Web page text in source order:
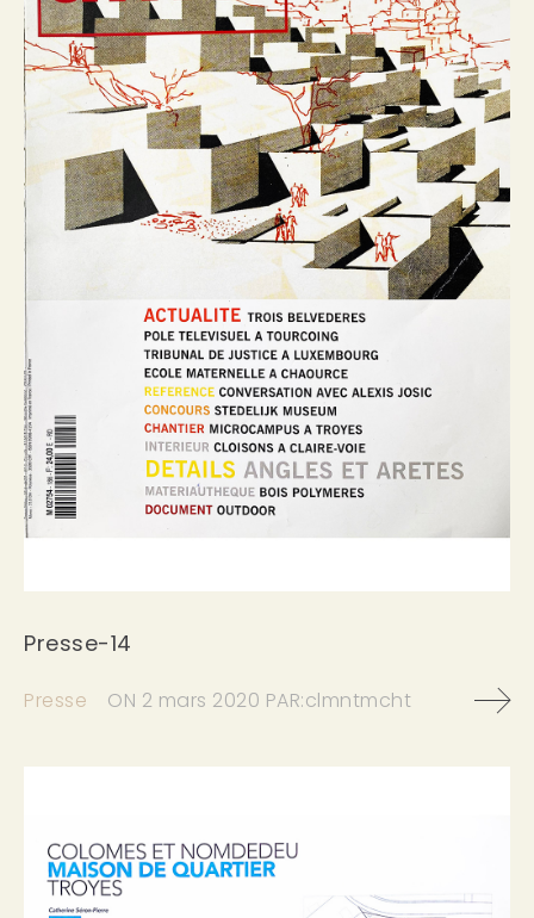
Presse-14
Presse ON 2 mars 2020 PAR:clmntmcht